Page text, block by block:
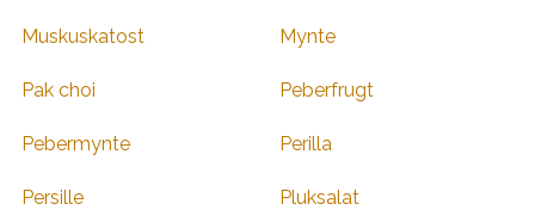
Muskuskatost Mynte
Pak choi Peberfrugt
Pebermynte Perilla
Persille Pluksalat